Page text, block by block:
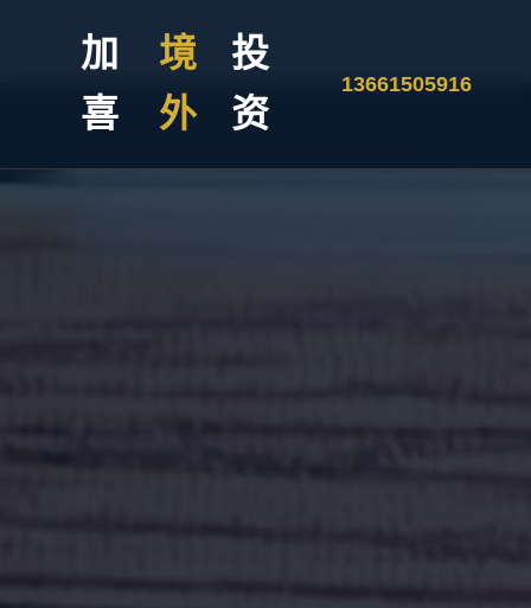
加
喜
境
外
投
资
13661505916